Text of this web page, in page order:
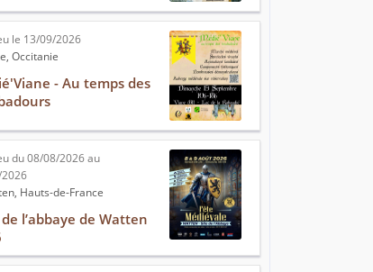
le 13/09/2026
Occitanie
- Au temps des
du 08/08/2026 au
Hauts-de-France
l’abbaye de Watten